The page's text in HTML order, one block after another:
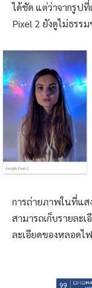
ได้ชัด แต่ว่าจากรูปที่
Pixel 2 ยังดูไม่ธรร
การถ่ายภาพในที่แ
สามารถเก็บรายละ
ละเอียดของหลอดไ